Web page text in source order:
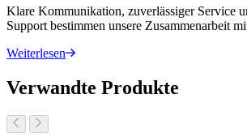
Klare Kommunikation, zuverlässiger Service
Support bestimmen unsere Zusammenarbeit
Weiterlesen
Verwandte Produkte